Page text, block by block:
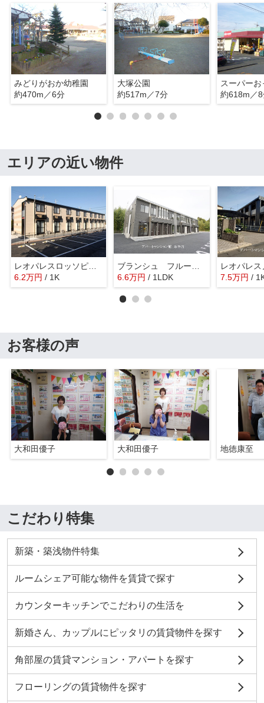
みどりがおか幼稚園
約470m／6分
大塚公園
約517m／7分
スーパー
約618m／
エリアの近い物件
レオパレスロッソピアンコⅢ
6.2万円 / 1K
6.6万円 / 1LDK 7.5万円 /
お客様の声
大和田優子 大和田優子 地徳康至
こだわり特集
新築・築浅物件特集
ルームシェア可能な物件を賃貸で探す
カウンターキッチンでこだわりの生活を
新婚さん、カップルにピッタリの賃貸物件を探す
角部屋の賃貸マンション・アパートを探す
フローリングの賃貸物件を探す